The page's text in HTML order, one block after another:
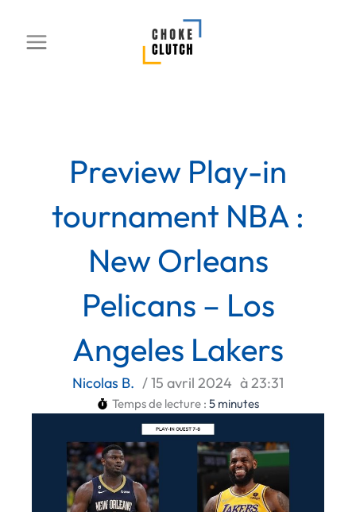
contenu
Preview Play-in
tournament NBA :
New Orleans
Pelicans – Los
Angeles Lakers
Nicolas B. /15 avril 2024 à23:31
Temps de lecture : 5 minutes